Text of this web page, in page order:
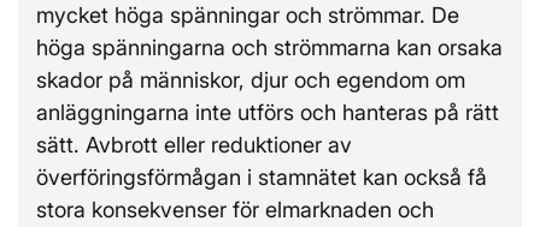
mycket höga spänningar och strömmar. De
höga spänningarna och strömmarna kan orsaka
skador på människor, djur och egendom om
anläggningarna inte utförs och hanteras på rätt
sätt. Avbrott eller reduktioner av
överföringsförmågan i stamnätet kan också få
stora konsekvenser för elmarknaden och